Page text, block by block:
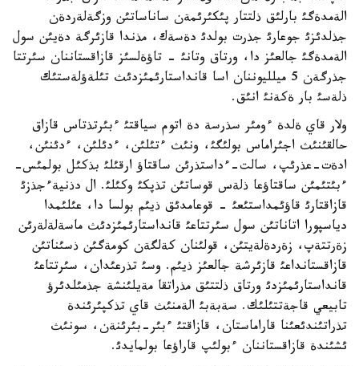
الةمدةگئ بارلئق ذلتتار پئكئرئمةن ساناساتئن وزگةلةردةن
جذلدئزئ جوعارئ جذرت بولدئ دةسةك، مذندا قازئرگة دةيئن سول
الةمدةگئ جالعئز دا، ورتاق وتانئ - تاؤةلسئز قازاقستاننان سئرتتا
جذرگةن 5 ميلليوننان اسا قانداستارئمئزدئث تئلةؤلةستئك
ذلةسئ بار ةكةنئ انئق.
ولار قاي ةلدة ءومئر سذرسة دة اتوم سياقتئ ءبئرتذتاس قازاق
حالقئنئث اجئراماس بولئگئ، ونئث ءتئلئن، ءدئلئن، ءدئنئن،
ادةت-عذرئپ، سالت-ءداستذرئن ساقتاؤ ارقئلئ بذكئل بولمئس-
ءبئتئمئن ساقتاؤعا ذلةس قوساتئن تذپكئ وكئلئ. ال دذنيةءجذزئ
قازاقتارئ قاؤئمداستئعئ - قوعامدئق ذيئم بولسا دا، عئلئمدا
دياسپورا اتاناتئن سول سئرتتاعئ قانداستارئمئزدئث ماسةلةلةرئن
زةرتتةپ، زةردةلةيتئن، قولئنان كةلگةن كومةگئن ذسئناتئن
قازاقستانداعئ قازئرشة جالعئز ذيئم. وسئ تذرعئدان، سئرتتاعئ
قانداستارئمئزدئ ورتاق ذلتتئق مذراتقا مةيلئنشة جذمئلدئرؤ
تابيعي قاجةتتئلئك. سةبةبئ الةمنئث قاي تذكپئرئندة
تذراتئندئعئنا قاراماستان، قازاقتئ ءبئر-بئرئنةن، سونئث
ئشئندة قازاقستاننان ءبولئپ قاراؤعا بولمايدئ.